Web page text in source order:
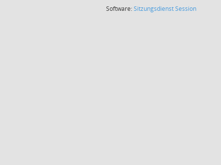
Software:SitzungsdienstSession(Wird in